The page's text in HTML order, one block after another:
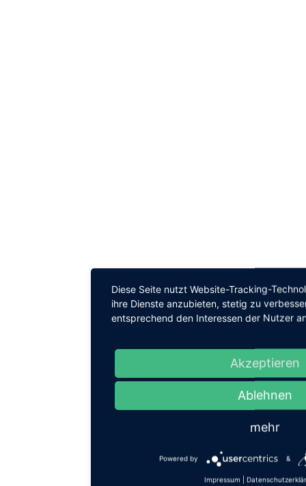
Diese Seite nutzt Website-Tracking-
ihre Dienste anzubieten, stetig zu
entsprechend den Interessen der Nutzer
Akzeptieren
Ablehnen
mehr
Powered by &
Impressum